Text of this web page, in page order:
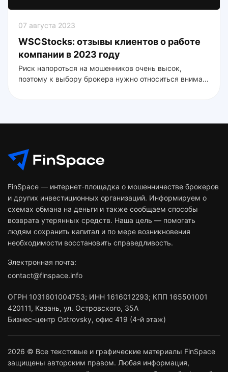
07 августа 2023
WSCStocks: отзывы клиентов о работе
компании в 2023 году
Риск напороться на мошенников очень высок,
поэтому к выбору брокера нужно относиться внима...
FinSpace — интернет-площадка о мошенничестве брокеров
и других инвестиционных организаций. Информируем о
схемах обмана на деньги и также сообщаем способы
возврата утерянных средств. Наша цель — помогать
людям сохранить капитал и по мере возникновения
необходимости восстановить справедливость.
Электронная почта:
contact@finspace.info
ОГРН 1031601004753; ИНН 1616012293; КПП 165501001
420111, Казань, ул. Островского, 35А
Бизнес-центр Ostrovsky, офис 419 (4-й этаж)
2026 © Все текстовые и графические материалы FinSpace
защищены авторским правом. Любая информация,